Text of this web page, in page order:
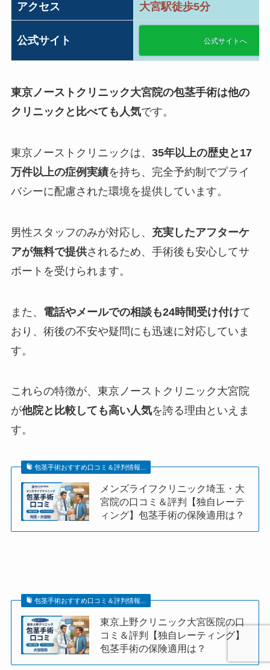
アクセス 大宮駅徒歩5分
公式サイト 公式サイトへ
東京ノーストクリニック大宮院の包茎手術は他の
クリニックと比べても人気です。
東京ノーストクリニックは、 35年以上の歴史と17
万件以上の症例実績を持ち、完全予約制でプライ
バシーに配慮された環境を提供しています。
男性スタッフのみが対応し、 充実したアフターケ
アが無料で提供されるため、手術後も安心してサ
ポートを受けられます。
また、 電話やメールでの相談も24時間受け付けて
おり、術後の不安や疑問にも迅速に対応していま
す。
これらの特徴が、東京ノーストクリニック大宮院
が他院と比較しても高い人気を誇る理由といえま
す。
包茎手術おすすめ口コミ＆評判情報...
メンズライフクリニック埼玉・大
宮院の口コミ＆評判【独自レーテ
ィング】包茎手術の保険適用は？
包茎手術おすすめ口コミ＆評判情報...
東京上野クリニック大宮医院の口
コミ＆評判【独自レーティング】
包茎手術の保険適用は？